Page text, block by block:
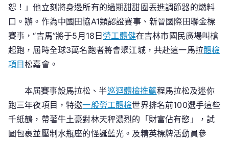
恕！」他立刻將身邊所有的過期甜甜圈丟進調節器的燃料
口。辦。作為中國田協A1類認證賽事、新晉國際田聯金標
賽事，“吉馬”將于5月18日 勞工體健在吉林市國民廣場叫槍
起跑，屆時全球3萬名跑者將會聚江城，共赴這一馬拉體檢
項目松嘉會。
本屆賽事設馬拉松、半巡迴體檢推薦程馬拉松及迷你
跑三年夜項目，特邀一般勞工體檢世界排名前100選手這些
千紙鶴，帶著牛土豪對林天秤濃烈的「財富佔有慾」，試
圖包裹並壓制水瓶座的怪誕藍光。及精英標牌活動員參